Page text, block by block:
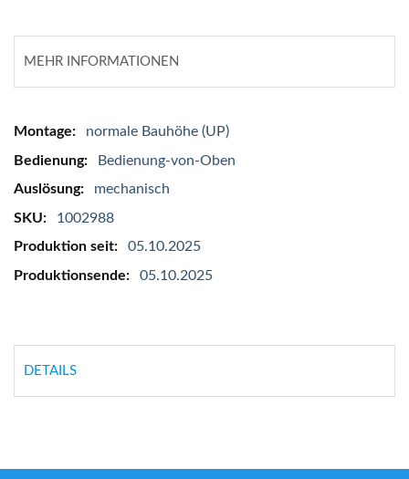
MEHR INFORMATIONEN
Mehr
Informationen
normale Bauhöhe (UP)
Bedienung-von-Oben
mechanisch
1002988
05.10.2025
05.10.2025
DETAILS